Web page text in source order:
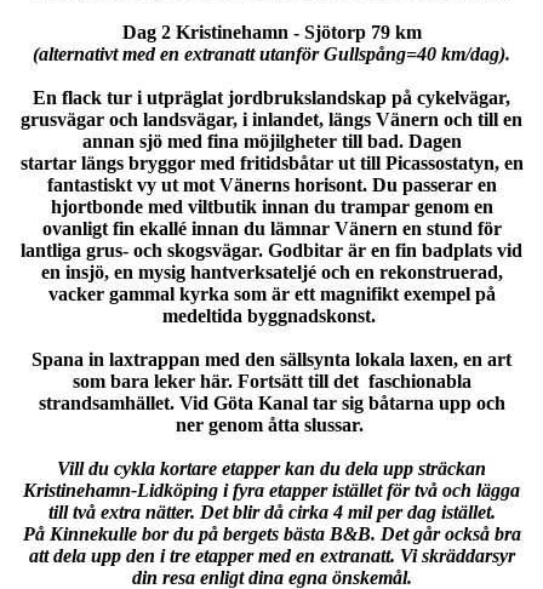
Dag 2 Kristinehamn - Sjötorp 79 km
(alternativt med en extranatt utanför Gullspång=40 km/dag).
En flack tur i utpräglat jordbrukslandskap på cykelvägar,
grusvägar och landsvägar, i inlandet, längs Vänern och till en
annan sjö med fina möjilgheter till bad. Dagen
startar längs bryggor med fritidsbåtar ut till Picassostatyn, en
fantastiskt vy ut mot Vänerns horisont. Du passerar en
hjortbonde med viltbutik innan du trampar genom en
ovanligt fin ekallé innan du lämnar Vänern en stund för
lantliga grus- och skogsvägar. Godbitar är en fin badplats vid
en insjö, en mysig hantverksateljé och en rekonstruerad,
vacker gammal kyrka som är ett magnifikt exempel på
medeltida byggnadskonst.
Spana in laxtrappan med den sällsynta lokala laxen, en art
som bara leker här. Fortsätt till det faschionabla
strandsamhället. Vid Göta Kanal tar sig båtarna upp och
ner genom åtta slussar.
Vill du cykla kortare etapper kan du dela upp sträckan
Kristinehamn-Lidköping i fyra etapper istället för två och lägga
till två extra nätter. Det blir då cirka 4 mil per dag istället.
På Kinnekulle bor du på bergets bästa B&B. Det går också bra
att dela upp den i tre etapper med en extranatt. Vi skräddarsyr
din resa enligt dina egna önskemål.